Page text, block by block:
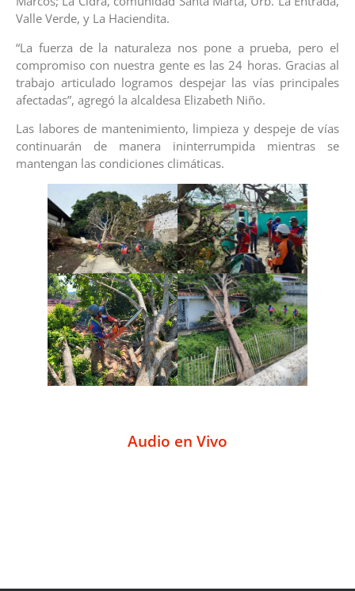
Valle Verde, y La Haciendita.
“La fuerza de la naturaleza nos pone a prueba, pero el
compromiso con nuestra gente es las 24 horas. Gracias al
trabajo articulado logramos despejar las vías principales
afectadas”, agregó la alcaldesa Elizabeth Niño.
Las labores de mantenimiento, limpieza y despeje de vías
continuarán de manera ininterrumpida mientras se
mantengan las condiciones climáticas.
Audio en Vivo